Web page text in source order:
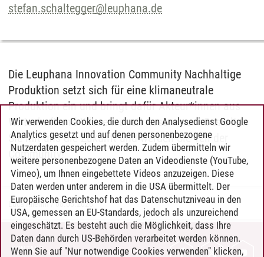
stefan.schaltegger@leuphana.de
Die Leuphana Innovation Community Nachhaltige
Produktion setzt sich für eine klimaneutrale
Produktion ein und bringt dafür Akteur*innen aus
Wirtschaft und Wissenschaft zusammen. Gestalten
Sie mit uns die Zukunft und werden Sie Teil der
Community!
Luca Kliehm/08.05.2026
KONTAKT
Wir verwenden Cookies, die durch den Analysedienst Google
Analytics gesetzt und auf denen personenbezogene
Nutzerdaten gespeichert werden. Zudem übermitteln wir
weitere personenbezogene Daten an Videodienste (YouTube,
Vimeo), um Ihnen eingebettete Videos anzuzeigen. Diese
Daten werden unter anderem in die USA übermittelt. Der
Europäische Gerichtshof hat das Datenschutzniveau in den
USA, gemessen an EU-Standards, jedoch als unzureichend
eingeschätzt. Es besteht auch die Möglichkeit, dass Ihre
Daten dann durch US-Behörden verarbeitet werden können.
Wenn Sie auf "Nur notwendige Cookies verwenden" klicken,